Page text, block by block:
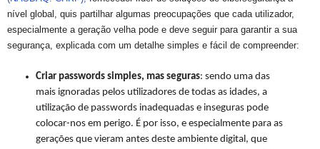
nível global, quis partilhar algumas preocupações que cada utilizador,
especialmente a geração velha pode e deve seguir para garantir a sua
segurança, explicada com um detalhe simples e fácil de compreender:
Criar passwords simples, mas seguras: sendo uma das
mais ignoradas pelos utilizadores de todas as idades, a
utilização de passwords inadequadas e inseguras pode
colocar-nos em perigo. É por isso, e especialmente para as
gerações que vieram antes deste ambiente digital, que